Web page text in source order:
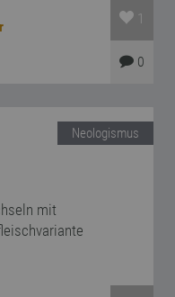
1
0
Neologismus
mit